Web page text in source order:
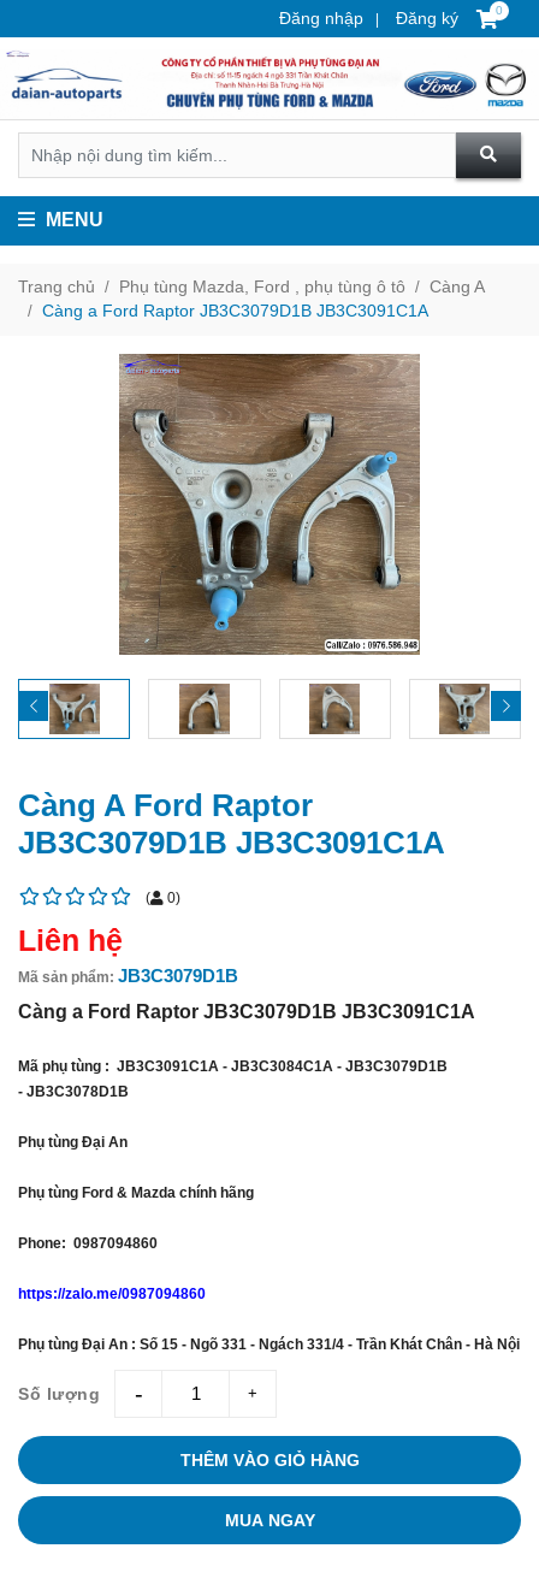
Đăng nhập Đăng ký 0
MENU
Trang chủ Phụ tùng Mazda, Ford , phụ tùng ô tô
Càng A
Càng a Ford Raptor JB3C3079D1B JB3C3091C1A
Càng A Ford Raptor
JB3C3079D1B JB3C3091C1A
( 0)
Liên hệ
Mã sản phẩm: JB3C3079D1B
Càng a Ford Raptor JB3C3079D1B JB3C3091C1A
Mã phụ tùng : JB3C3091C1A - JB3C3084C1A - JB3C3079D1B
- JB3C3078D1B
Phụ tùng Đại An
Phụ tùng Ford & Mazda chính hãng
Phone: 0987094860
https://zalo.me/0987094860
Phụ tùng Đại An : Số 15 - Ngõ 331 - Ngách 331/4 - Trần Khát Chân - Hà Nội
Số lượng giam tang
THÊM VÀO GIỎ HÀNG
MUA NGAY